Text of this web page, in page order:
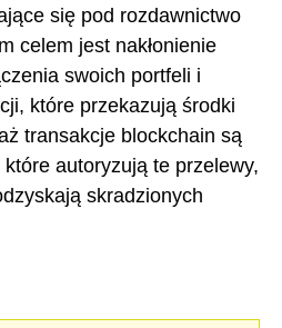
się pod rozdawnictwo
celem jest nakłonienie
swoich portfeli i
które przekazują środki
transakcje blockchain są
autoryzują te przelewy,
skradzionych